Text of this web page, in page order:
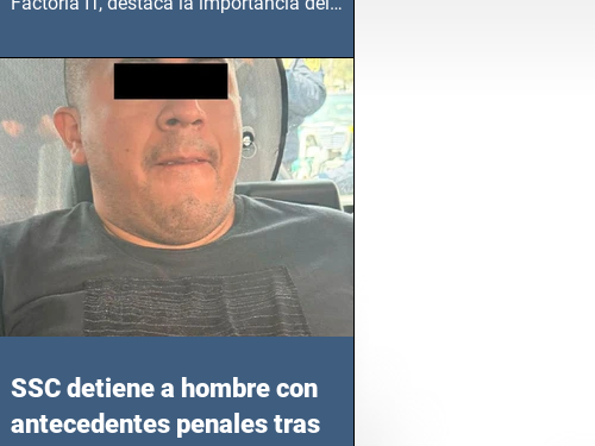
SSC detiene a hombre con
antecedentes penales tras